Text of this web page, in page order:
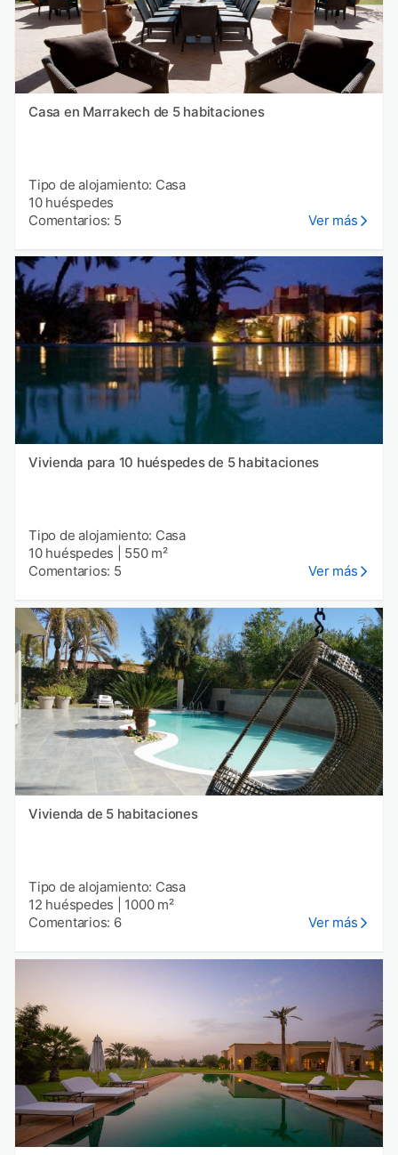
Casa en Marrakech de 5 habitaciones
Tipo de alojamiento: Casa
10 huéspedes
Comentarios: 5
Ver más
Vivienda para 10 huéspedes de 5 habitaciones
Tipo de alojamiento: Casa
10 huéspedes
550 m²
Comentarios: 5
Ver más
Vivienda de 5 habitaciones
Tipo de alojamiento: Casa
12 huéspedes
1000 m²
Comentarios: 6
Ver más